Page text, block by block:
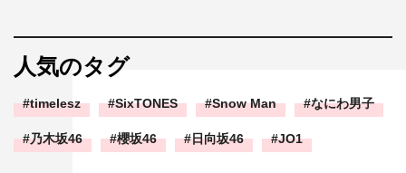
人気のタグ
timelesz SixTONES Snow Man なにわ男子
乃木坂46 櫻坂46 日向坂46 JO1